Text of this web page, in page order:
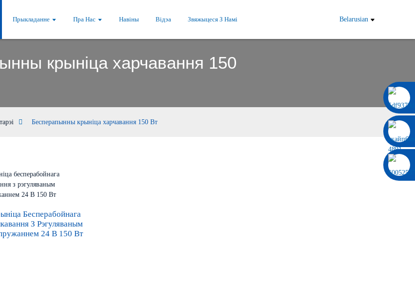
Прыкладанне Пра Нас Навіны Відэа Звяжыцеся З Намі Belarusian
крыніца харчавання 150
Бесперапынны крыніца харчавання 150 Вт
Бесперабойнага
З Рэгуляваным
24 В 150 Вт